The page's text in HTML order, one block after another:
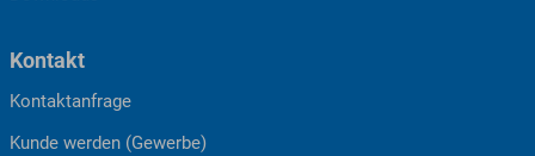
Kontakt
Kontaktanfrage
Kunde werden (Gewerbe)